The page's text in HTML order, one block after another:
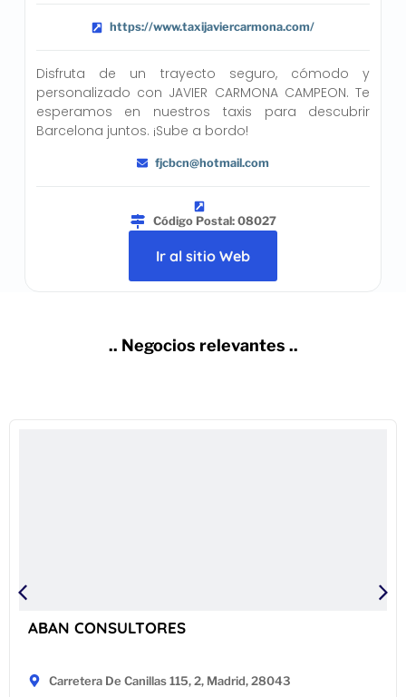
https://www.taxijaviercarmona.com/
Disfruta de un trayecto seguro, cómodo y
personalizado con JAVIER CARMONA CAMPEON. Te
esperamos en nuestros taxis para descubrir
Barcelona juntos. ¡Sube a bordo!
fjcbcn@hotmail.com
Código Postal: 08027
Ir al sitio Web
.. Negocios relevantes ..
ABAN CONSULTORES
Carretera De Canillas 115, 2, Madrid, 28043